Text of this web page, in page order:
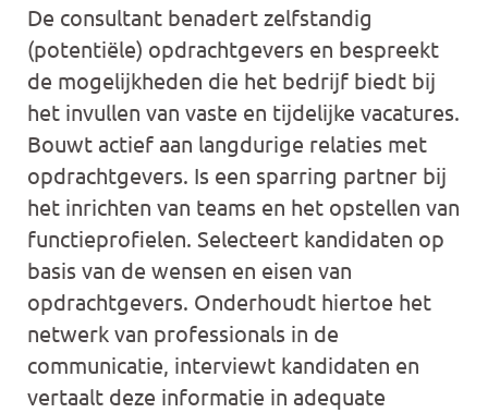
De consultant benadert zelfstandig
(potentiële) opdrachtgevers en bespreekt
de mogelijkheden die het bedrijf biedt bij
het invullen van vaste en tijdelijke vacatures.
Bouwt actief aan langdurige relaties met
opdrachtgevers. Is een sparring partner bij
het inrichten van teams en het opstellen van
functieprofielen. Selecteert kandidaten op
basis van de wensen en eisen van
opdrachtgevers. Onderhoudt hiertoe het
netwerk van professionals in de
communicatie, interviewt kandidaten en
vertaalt deze informatie in adequate